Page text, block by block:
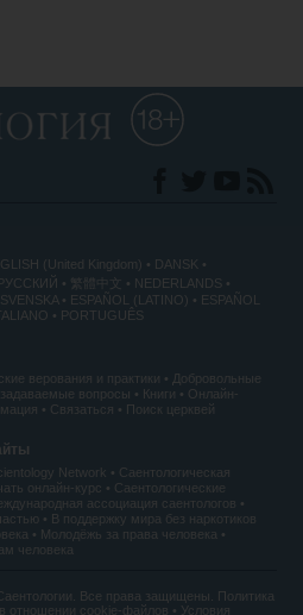
(United Kingdom)
DANSK
繁體中文
NEDERLANDS
SVENSKA ESPAÑOL (LATINO)
ESPAÑOL
PORTUGUÊS
верования и практики
Добровольные
вопросы Книги
Онлайн-
Связаться Поиск церквей
Network
Саентологическая
онлайн-курс
Саентологические
ассоциация саентологов
В поддержку мира без наркотиков
Молодёжь за права человека
человека
Все права защищены. Политика
отношении cookie-файлов • Условия